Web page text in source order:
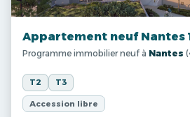
Appartement neuf Nantes
Programme immobilier neuf à Nantes
T2 T3
Accession libre